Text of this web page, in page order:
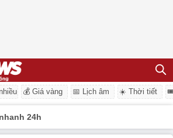
💰 Giá vàng 📅 Lịch âm ☀️ Thời tiết
24h